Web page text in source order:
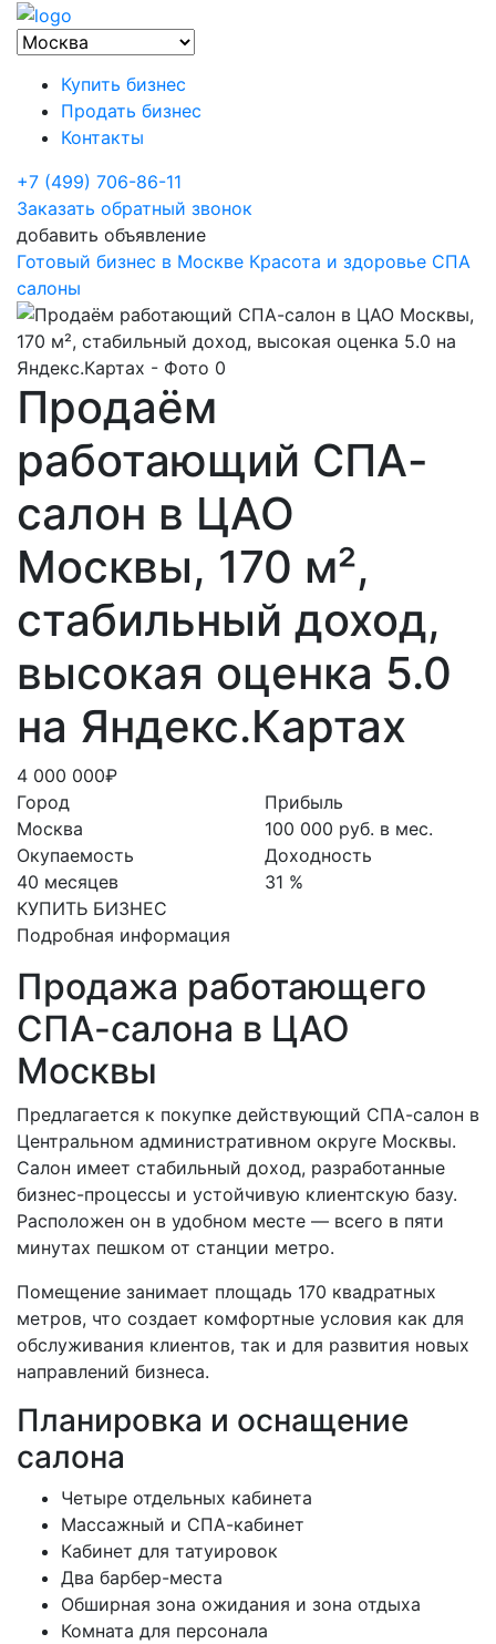
Купить бизнес
Продать бизнес
Контакты
+7 (499) 706-86-11
Заказать обратный звонок
добавить объявление
Готовый бизнес в Москве Красота и здоровье СПА
салоны
Продаём
работающий СПА-
салон в ЦАО
Москвы, 170 м²,
стабильный доход,
высокая оценка 5.0
на Яндекс.Картах
4 000 000₽
Город
Москва
Окупаемость
40 месяцев
КУПИТЬ БИЗНЕС
Прибыль
100 000 руб. в мес.
Доходность
31 %
Подробная информация
Продажа работающего
СПА-салона в ЦАО
Москвы
Предлагается к покупке действующий СПА-салон в
Центральном административном округе Москвы.
Салон имеет стабильный доход, разработанные
бизнес-процессы и устойчивую клиентскую базу.
Расположен он в удобном месте — всего в пяти
минутах пешком от станции метро.
Помещение занимает площадь 170 квадратных
метров, что создает комфортные условия как для
обслуживания клиентов, так и для развития новых
направлений бизнеса.
Планировка и оснащение
салона
Четыре отдельных кабинета
Массажный и СПА-кабинет
Кабинет для татуировок
Два барбер-места
Обширная зона ожидания и зона отдыха
Комната для персонала